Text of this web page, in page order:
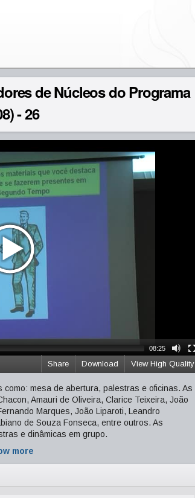
de Núcleos do Programa
- 26
08:25
View High Quality
Download
Share
mesa de abertura, palestras e oficinas. As
Amauri de Oliveira, Clarice Teixeira, João
Marques, João Liparoti, Leandro
de Souza Fonseca, entre outros. As
e dinâmicas em grupo.
more